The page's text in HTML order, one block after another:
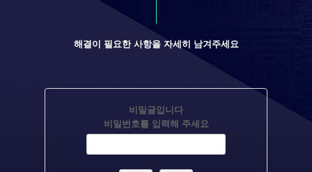
해결이 필요한 사항을 자세히 남겨주세요
비밀글입니다
비밀번호를 입력해 주세요